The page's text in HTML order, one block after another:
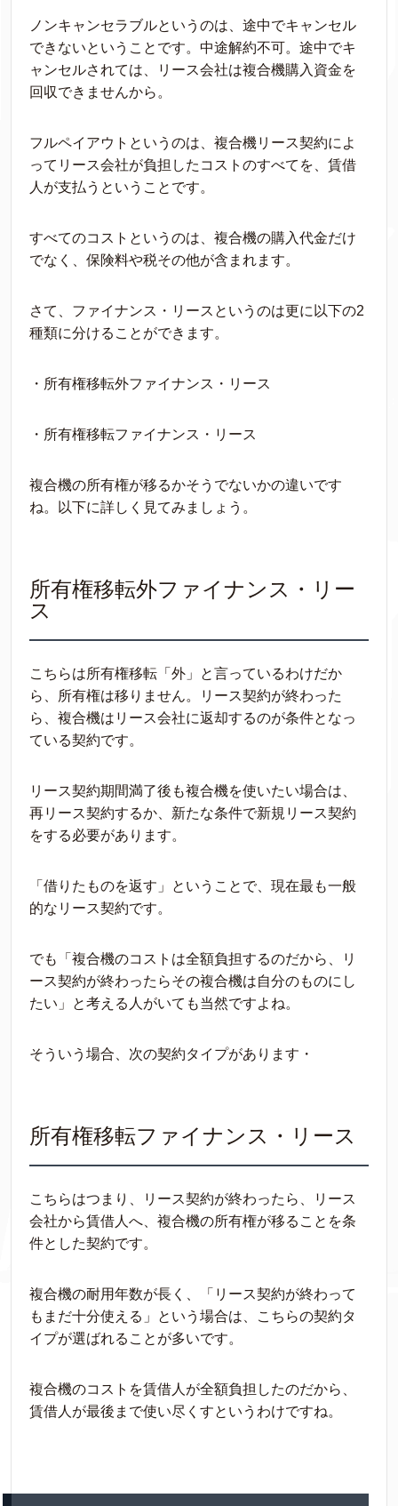
ノンキャンセラブルというのは、途中でキャンセル
できないということです。中途解約不可。途中でキ
ャンセルされては、リース会社は複合機購入資金を
回収できませんから。
フルペイアウトというのは、複合機リース契約によ
ってリース会社が負担したコストのすべてを、賃借
人が支払うということです。
すべてのコストというのは、複合機の購入代金だけ
でなく、保険料や税その他が含まれます。
さて、ファイナンス・リースというのは更に以下の2
種類に分けることができます。
・所有権移転外ファイナンス・リース
・所有権移転ファイナンス・リース
複合機の所有権が移るかそうでないかの違いです
ね。以下に詳しく見てみましょう。
所有権移転外ファイナンス・リー
ス
こちらは所有権移転「外」と言っているわけだか
ら、所有権は移りません。リース契約が終わった
ら、複合機はリース会社に返却するのが条件となっ
ている契約です。
リース契約期間満了後も複合機を使いたい場合は、
再リース契約するか、新たな条件で新規リース契約
をする必要があります。
「借りたものを返す」ということで、現在最も一般
的なリース契約です。
でも「複合機のコストは全額負担するのだから、リ
ース契約が終わったらその複合機は自分のものにし
たい」と考える人がいても当然ですよね。
そういう場合、次の契約タイプがあります・
所有権移転ファイナンス・リース
こちらはつまり、リース契約が終わったら、リース
会社から賃借人へ、複合機の所有権が移ることを条
件とした契約です。
複合機の耐用年数が長く、「リース契約が終わって
もまだ十分使える」という場合は、こちらの契約タ
イプが選ばれることが多いです。
複合機のコストを賃借人が全額負担したのだから、
賃借人が最後まで使い尽くすというわけですね。